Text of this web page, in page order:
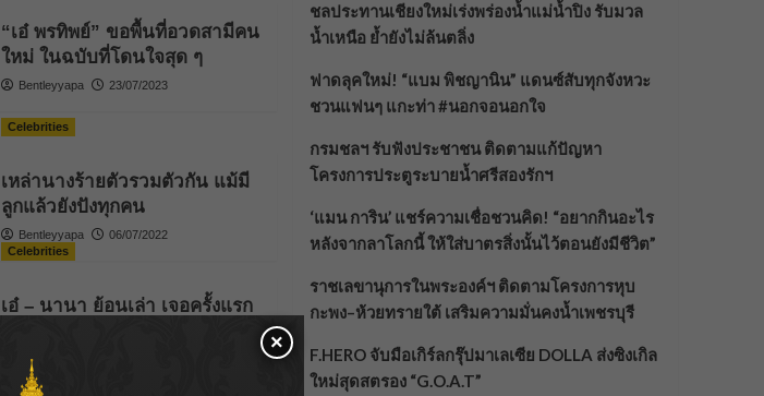
“เอ๋ พรทิพย์” ขอพื้นที่อวดสามีคน
ใหม่ ในฉบับที่โดนใจสุด ๆ
Bentleyyapa 23/07/2023
Celebrities
เหล่านางร้ายตัวรวมตัวกัน แม้มี
ลูกแล้วยังปังทุกคน
Bentleyyapa
06/07/2022
Celebrities
เอ๋ – นานา ย้อนเล่า เจอครั้งแรก
ตัวยง ซื้อหนักสุดหลักล้าน!
Parnicha Sasookjit
ชลประทานเชียงใหม่เร่งพร่องน้ำแม่น้ำปิง รับมวล
น้ำเหนือ ย้ำยังไม่ล้นตลิ่ง
ฟาดลุคใหม่! “แบม พิชญานิน” แดนซ์สับทุกจังหวะ
ชวนแฟนๆ แกะท่า #นอกจอนอกใจ
กรมชลฯ รับฟังประชาชน ติดตามแก้ปัญหา
โครงการประตูระบายน้ำศรีสองรักฯ
‘แมน การิน’ แชร์ความเชื่อชวนคิด! “อยากกินอะไร
หลังจากลาโลกนี้ ให้ใส่บาตรสิ่งนั้นไว้ตอนยังมีชีวิต”
ราชเลขานุการในพระองค์ฯ ติดตามโครงการหุบ
กะพง–ห้วยทรายใต้ เสริมความมั่นคงน้ำเพชรบุรี
F.HERO จับมือเกิร์ลกรุ๊ปมาเลเซีย DOLLA ส่งซิงเกิล
ใหม่สุดสตรอง “G.O.A.T”
×